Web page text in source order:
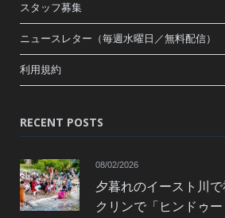
スタッフ募集
ニュースレター（毎週水曜日／無料配信）
利用規約
RECENT POSTS
08/02/2026
夕暮れのイースト川
クリンで「ヒンドゥ